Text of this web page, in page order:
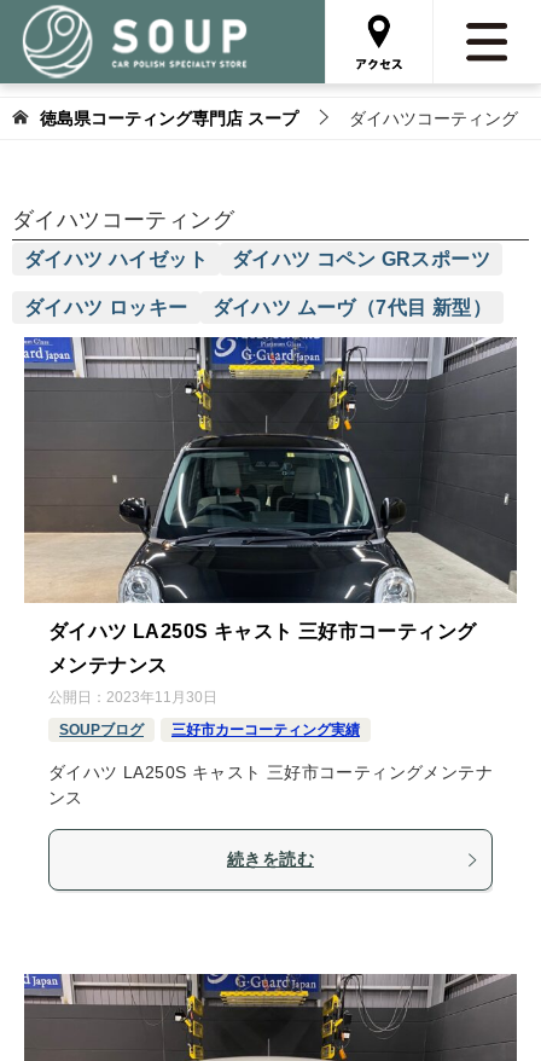
徳島県コーティング専門店 スープ ダイハツコーティング
ダイハツコーティング
ダイハツ ハイゼット ダイハツ コペン GRスポーツ
ダイハツ ロッキー ダイハツ ムーヴ（7代目 新型）
ダイハツ LA250S キャスト 三好市コーティング
メンテナンス
公開日： 2023年11月30日
SOUPブログ
三好市カーコーティング実績
ダイハツ LA250S キャスト 三好市コーティングメンテナ
ンス
続きを読む